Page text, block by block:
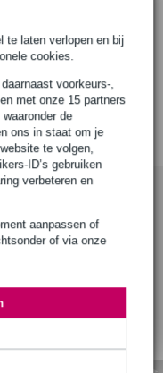
te laten verlopen en bij
cookies.
voorkeurs-,
met onze 15 partners
de
ons in staat om je
te volgen,
ID’s gebruiken
verbeteren en
aanpassen of
of via onze
tot 32 inch